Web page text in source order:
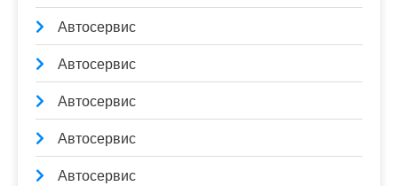
Автосервис
Автосервис
Автосервис
Автосервис
Автосервис